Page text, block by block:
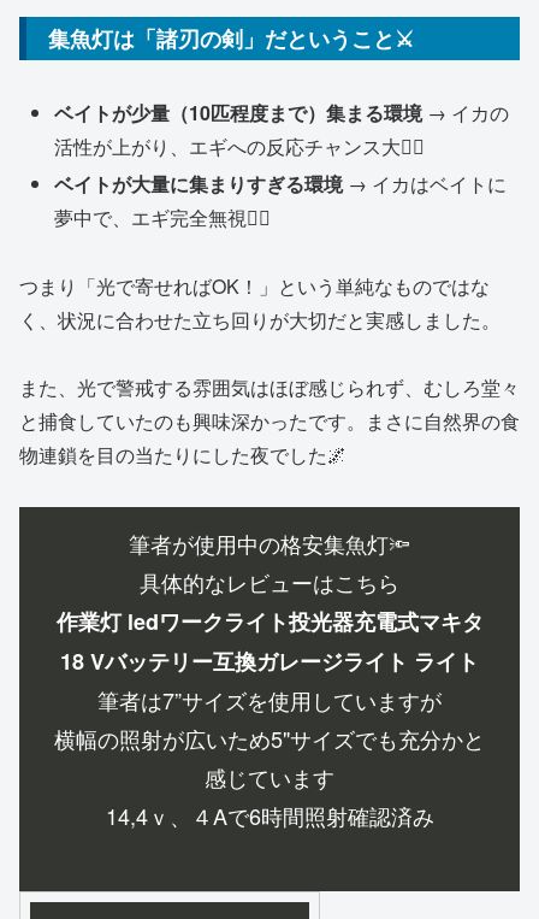
集魚灯は「諸刃の剣」だということ⚔️
ベイトが少量（10匹程度まで）集まる環境→ イカの
活性が上がり、エギへの反応チャンス大🙆‍♂️
ベイトが大量に集まりすぎる環境→ イカはベイトに
夢中で、エギ完全無視🙅‍♂️
つまり「光で寄せればOK！」という単純なものではな
く、状況に合わせた立ち回りが大切だと実感しました。
また、光で警戒する雰囲気はほぼ感じられず、むしろ堂々
と捕食していたのも興味深かったです。まさに自然界の食
物連鎖を目の当たりにした夜でした🌌
筆者が使用中の格安集魚灯🔦
具体的なレビューはこちら
作業灯 ledワークライト投光器充電式マキタ
18 Vバッテリー互換ガレージライト ライト
筆者は7”サイズを使用していますが
横幅の照射が広いため5"サイズでも充分かと
感じています
14,4ｖ、４Aで6時間照射確認済み